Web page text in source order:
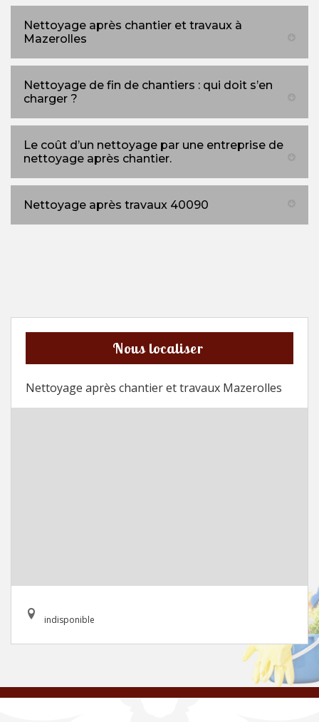
Nettoyage après chantier et travaux à
Mazerolles
Nettoyage de fin de chantiers : qui doit s’en
charger ?
Le coût d’un nettoyage par une entreprise de
nettoyage après chantier.
Nettoyage après travaux 40090
Nous localiser
Nettoyage après chantier et travaux Mazerolles
indisponible